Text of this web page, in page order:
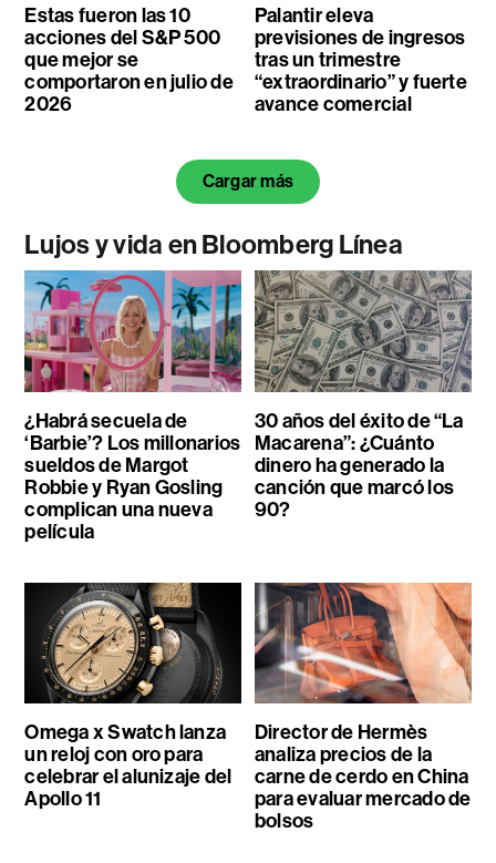
Estas fueron las 10
acciones del S&P 500
que mejor se
comportaron en julio de
2026
Palantir eleva
previsiones de ingresos
tras un trimestre
“extraordinario” y fuerte
avance comercial
Cargar más
Lujos y vida en Bloomberg Línea
¿Habrá secuela de
‘Barbie’? Los millonarios
sueldos de Margot
Robbie y Ryan Gosling
complican una nueva
película
30 años del éxito de “La
Macarena”: ¿Cuánto
dinero ha generado la
canción que marcó los
90?
Omega x Swatch lanza
un reloj con oro para
celebrar el alunizaje del
Apollo 11
Director de Hermès
analiza precios de la
carne de cerdo en China
para evaluar mercado de
bolsos